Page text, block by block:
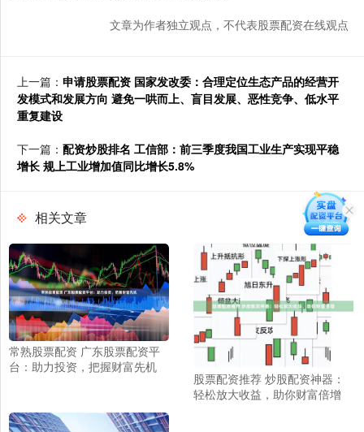
文章为作者独立观点，不代表股票配资在线观点
上一篇： 申请股票配资 国家发改委：合理定位生态产品的经营开
发模式和发展方向 避免一哄而上、盲目发展、恶性竞争、低水平
重复建设
下一篇： 配资炒股排名 工信部：前三季度我国工业生产实现平稳
增长 规上工业增加值同比增长5.8%
相关文章
常熟股票配资 广东股票配资平
台：助力投资，把握财富先机
股票配资推荐 炒股配资神器：
轻松放大收益，助你财富倍增